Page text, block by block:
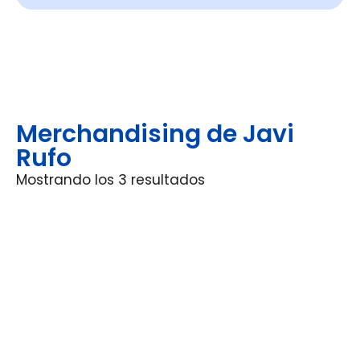
Merchandising de Javi
Rufo
Mostrando los 3 resultados